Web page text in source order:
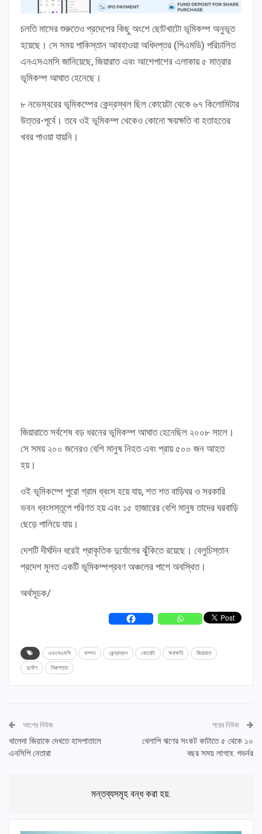
চলতি মাসের শুরুতেও প্রদেশের কিছু অংশে ছোটখাটো ভূমিকম্প অনুভূত
হয়েছে। সে সময় পাকিস্তান আবহাওয়া অধিদপ্তর (পিএমডি) পরিচালিত
এনএসএমসি জানিয়েছে, জিয়ারাত এবং আশেপাশের এলাকায় ৫ মাত্রার
ভূমিকম্প আঘাত হেনেছে।
৮ নভেম্বরের ভূমিকম্পের কেন্দ্রস্থল ছিল কোয়েটা থেকে ৬৭ কিলোমিটার
উত্তর-পূর্বে। তবে ওই ভূমিকম্প থেকেও কোনো ক্ষয়ক্ষতি বা হতাহতের
খবর পাওয়া যায়নি।
জিয়ারাতে সর্বশেষ বড় ধরনের ভূমিকম্প আঘাত হেনেছিল ২০০৮ সালে।
সে সময় ২০০ জনেরও বেশি মানুষ নিহত এবং প্রায় ৫০০ জন আহত
হয়।
ওই ভূমিকম্পে পুরো গ্রাম ধ্বংস হয়ে যায়, শত শত বাড়িঘর ও সরকারি
ভবন ধ্বংসস্তূপে পরিণত হয় এবং ১৫ হাজারের বেশি মানুষ তাদের ঘরবাড়ি
ছেড়ে পালিয়ে যায়।
দেশটি দীর্ঘদিন ধরেই প্রাকৃতিক দুর্যোগের ঝুঁকিতে রয়েছে। বেলুচিস্তান
প্রদেশ মূলত একটি ভূমিকম্পপ্রবণ অঞ্চলের পাশে অবস্থিত।
অর্থসূচক/
এনএসএমসি কম্পন কেন্দ্রস্থল কোয়েটা ক্ষয়ক্ষতি জিয়ারাত
দুর্যোগ নিরাপত্তা
আগের নিউজ
খালেদা জিয়াকে দেখতে হাসপাতালে
এনসিপি নেতারা
পরের নিউজ
খেলাপি ঋণের সংকট কাটাতে ৫ থেকে ১০
বছর সময় লাগবে: গভর্নর
মন্তব্যসমূহ বন্ধ করা হয়.